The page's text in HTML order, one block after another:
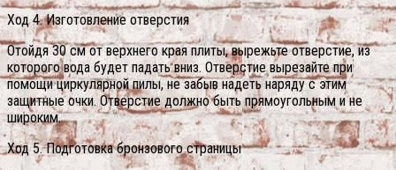
Ход 4. Изготовление отверстия
Отойдя 30 см от верхнего края плиты, вырежьте отверстие, из
которого вода будет падать вниз. Отверстие вырезайте при
помощи циркулярной пилы, не забыв надеть наряду с этим
защитные очки. Отверстие должно быть прямоугольным и не
широким.
Ход 5. Подготовка бронзового страницы